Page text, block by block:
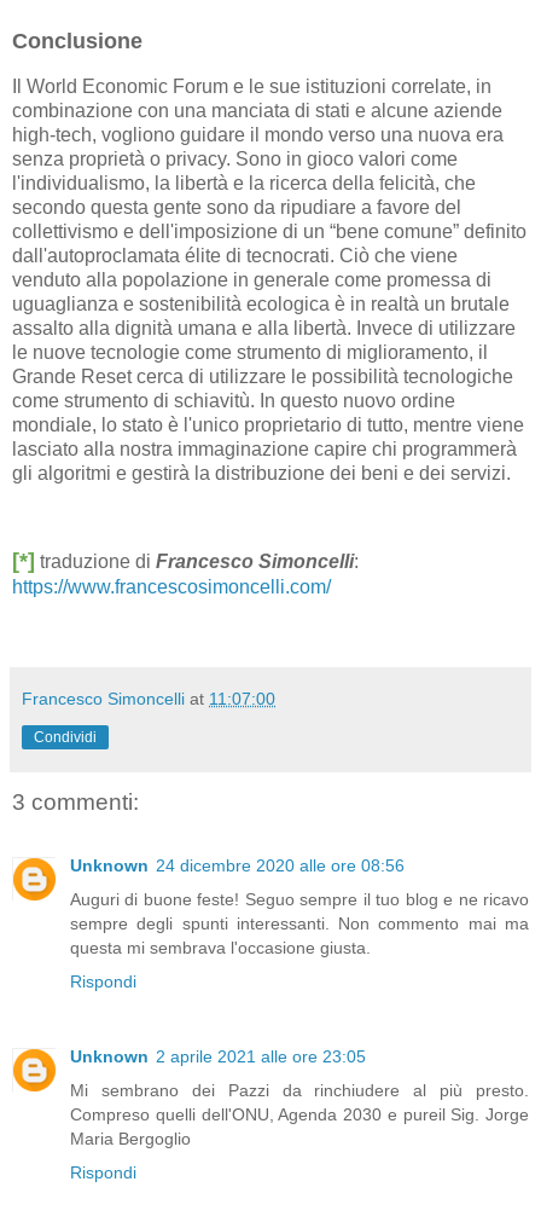
Conclusione
Il World Economic Forum e le sue istituzioni correlate, in
combinazione con una manciata di stati e alcune aziende
high-tech, vogliono guidare il mondo verso una nuova era
senza proprietà o privacy. Sono in gioco valori come
l'individualismo, la libertà e la ricerca della felicità, che
secondo questa gente sono da ripudiare a favore del
collettivismo e dell'imposizione di un “bene comune” definito
dall'autoproclamata élite di tecnocrati. Ciò che viene
venduto alla popolazione in generale come promessa di
uguaglianza e sostenibilità ecologica è in realtà un brutale
assalto alla dignità umana e alla libertà. Invece di utilizzare
le nuove tecnologie come strumento di miglioramento, il
Grande Reset cerca di utilizzare le possibilità tecnologiche
come strumento di schiavitù. In questo nuovo ordine
mondiale, lo stato è l'unico proprietario di tutto, mentre viene
lasciato alla nostra immaginazione capire chi programmerà
gli algoritmi e gestirà la distribuzione dei beni e dei servizi.
[*] traduzione di Francesco Simoncelli:
https://www.francescosimoncelli.com/
Francesco Simoncelli at 11:07:00
Condividi
3 commenti:
Unknown 24 dicembre 2020 alle ore 08:56
Auguri di buone feste! Seguo sempre il tuo blog e ne ricavo
sempre degli spunti interessanti. Non commento mai ma
questa mi sembrava l'occasione giusta.
Rispondi
Unknown 2 aprile 2021 alle ore 23:05
Mi sembrano dei Pazzi da rinchiudere al più presto.
Compreso quelli dell'ONU, Agenda 2030 e pureil Sig. Jorge
Maria Bergoglio
Rispondi